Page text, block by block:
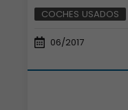
COCHES USADOS
06/2017